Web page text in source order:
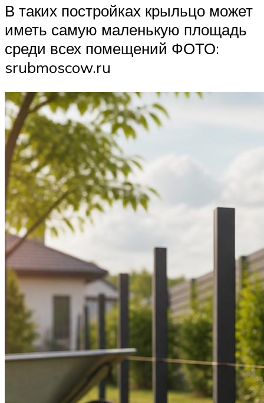
В таких постройках крыльцо может
иметь самую маленькую площадь
среди всех помещений ФОТО:
srubmoscow.ru